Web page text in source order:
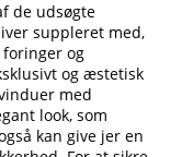
de udsøgte
suppleret med,
og
og æstetisk
med
look, som
kan give jer en